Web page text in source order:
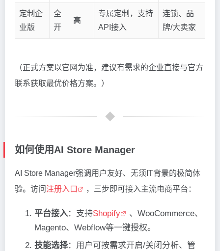
定制企
业版
全
开
高
专属定制，支持
API接入
连锁、品
牌/大卖家
（正式方案以官网为准，建议有需求的企业直接与官方
联系获取最优价格方案。）
如何使用AI Store Manager
AI Store Manager强调用户友好、无须IT背景的极简体
验。访问 注册入口 ，三步即可接入主流电商平台：
平台接入：支持Shopify
、WooCommerce、
Magento、Webflow等一键授权。
技能选择：用户可按需求开启/关闭分析、管